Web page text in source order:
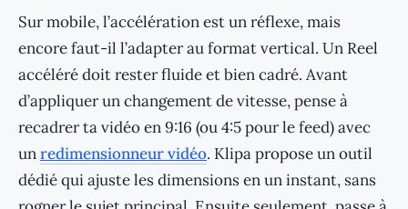
Sur mobile, l’accélération est un réflexe, mais
encore faut-il l’adapter au format vertical. Un Reel
accéléré doit rester fluide et bien cadré. Avant
d’appliquer un changement de vitesse, pense à
recadrer ta vidéo en 9:16 (ou 4:5 pour le feed) avec
unredimensionneur vidéo. Klipa propose un outil
dédié qui ajuste les dimensions en un instant, sans